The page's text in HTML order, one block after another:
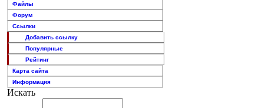
Файлы
Форум
Ссылки
Добавить ссылку
Популярные
Рейтинг
Карта сайта
Информация
Искать